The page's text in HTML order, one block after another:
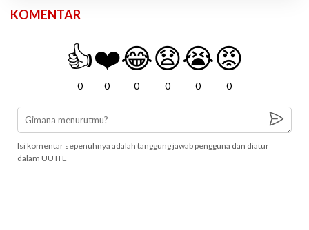
KOMENTAR
👍
0
❤️
0
😂
0
😧
0
😭
0
😡
0
Isi komentar sepenuhnya adalah tanggung jawab pengguna dan diatur
dalam UU ITE